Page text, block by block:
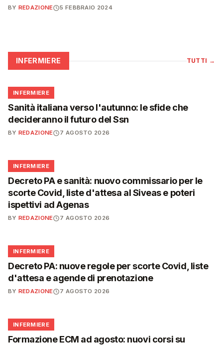
BY REDAZIONE 5 FEBBRAIO 2024
INFERMIERE TUTTI →
🩺
INFERMIERE
Sanità italiana verso l'autunno: le sfide che
decideranno il futuro del Ssn
BY REDAZIONE 7 AGOSTO 2026
🩺
INFERMIERE
Decreto PA e sanità: nuovo commissario per le
scorte Covid, liste d'attesa al Siveas e poteri
ispettivi ad Agenas
BY REDAZIONE 7 AGOSTO 2026
🩺
INFERMIERE
Decreto PA: nuove regole per scorte Covid, liste
d'attesa e agende di prenotazione
BY REDAZIONE 7 AGOSTO 2026
🩺
INFERMIERE
Formazione ECM ad agosto: nuovi corsi su